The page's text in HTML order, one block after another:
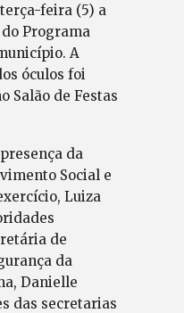
feira (5) a
Programa
A
óculos foi
Salão de Festas
da
Social e
Luiza
de
da
Danielle
das secretarias